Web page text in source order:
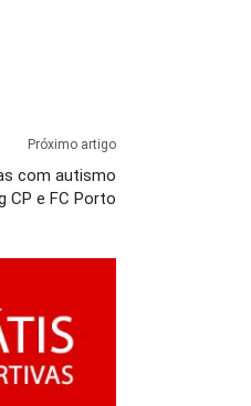
Próximo artigo
com autismo
CP e FC Porto